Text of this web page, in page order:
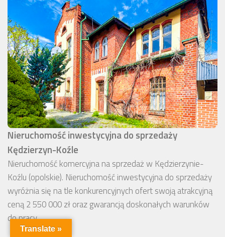
Nieruchomość inwestycyjna do sprzedaży
Kędzierzyn-Koźle
Nieruchomość komercyjna na sprzedaż w Kędzierzynie-
Koźlu (opolskie). Nieruchomość inwestycyjna do sprzedaży
wyróżnia się na tle konkurencyjnych ofert swoją atrakcyjną
ceną 2 550 000 zł oraz gwarancją doskonałych warunków
do pracy.
Translate »